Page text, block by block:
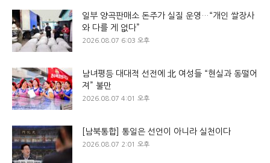
일부 양곡판매소 돈주가 실질 운영…“개인 쌀장사
와 다를 게 없다”
2026.08.07 6:03 오후
남녀평등 대대적 선전에 北 여성들 “현실과 동떨어
져” 불만
2026.08.07 4:01 오후
[남북통합] 통일은 선언이 아니라 실천이다
2026.08.07 2:01 오후